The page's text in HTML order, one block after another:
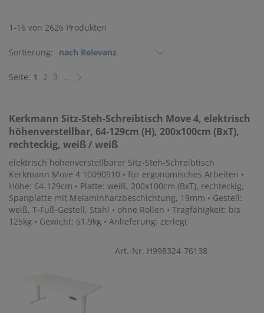
1-16 von 2626 Produkten
Sortierung:
Seite: 1 2 3 ...
Kerkmann Sitz-Steh-Schreibtisch Move 4, elektrisch
höhenverstellbar, 64-129cm (H), 200x100cm (BxT),
rechteckig, weiß / weiß
elektrisch höhenverstellbarer Sitz-Steh-Schreibtisch
Kerkmann Move 4 10090910 • für ergonomisches Arbeiten •
Höhe: 64-129cm • Platte: weiß, 200x100cm (BxT), rechteckig,
Spanplatte mit Melaminharzbeschichtung, 19mm • Gestell:
weiß, T-Fuß-Gestell, Stahl • ohne Rollen • Tragfähigkeit: bis
125kg • Gewicht: 61,9kg • Anlieferung: zerlegt
Art.-Nr. H998324-76138